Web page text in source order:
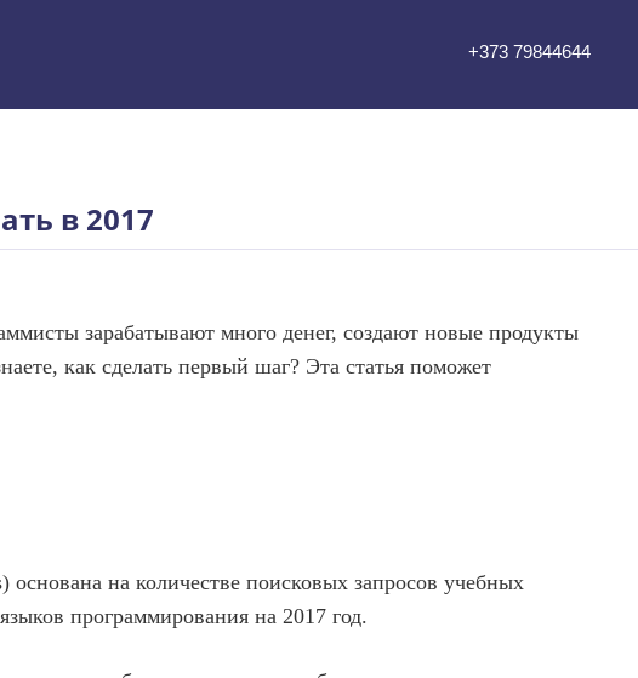
+373 79844644
в 2017
зарабатывают много денег, создают новые продукты
как сделать первый шаг? Эта статья поможет
на количестве поисковых запросов учебных
программирования на 2017 год.